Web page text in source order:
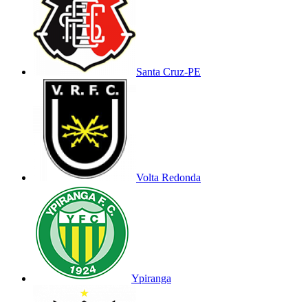
Santa Cruz-PE
Volta Redonda
Ypiranga